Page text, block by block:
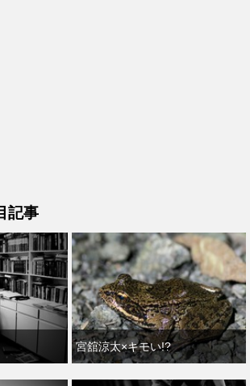
記事
宮舘涼太×キモい!?